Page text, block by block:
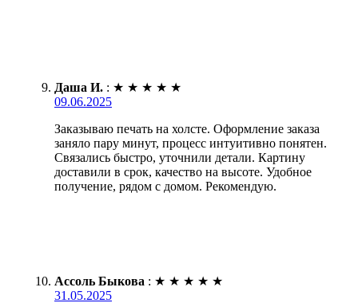
Даша И. : ★ ★ ★ ★ ★
09.06.2025
Заказываю печать на холсте. Оформление заказа
заняло пару минут, процесс интуитивно понятен.
Связались быстро, уточнили детали. Картину
доставили в срок, качество на высоте. Удобное
получение, рядом с домом. Рекомендую.
Ассоль Быкова : ★ ★ ★ ★ ★
31.05.2025